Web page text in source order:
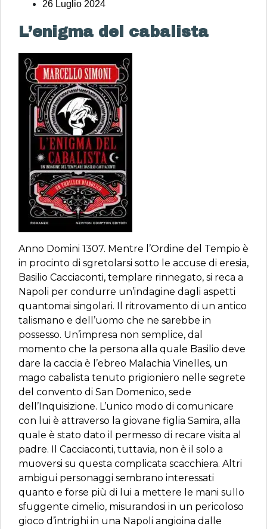
26 Luglio 2024
L’enigma del cabalista
Anno Domini 1307. Mentre l’Ordine del Tempio è
in procinto di sgretolarsi sotto le accuse di eresia,
Basilio Cacciaconti, templare rinnegato, si reca a
Napoli per condurre un’indagine dagli aspetti
quantomai singolari. Il ritrovamento di un antico
talismano e dell’uomo che ne sarebbe in
possesso. Un’impresa non semplice, dal
momento che la persona alla quale Basilio deve
dare la caccia è l’ebreo Malachia Vinelles, un
mago cabalista tenuto prigioniero nelle segrete
del convento di San Domenico, sede
dell’Inquisizione. L’unico modo di comunicare
con lui è attraverso la giovane figlia Samira, alla
quale è stato dato il permesso di recare visita al
padre. Il Cacciaconti, tuttavia, non è il solo a
muoversi su questa complicata scacchiera. Altri
ambigui personaggi sembrano interessati
quanto e forse più di lui a mettere le mani sullo
sfuggente cimelio, misurandosi in un pericoloso
gioco d’intrighi in una Napoli angioina dalle